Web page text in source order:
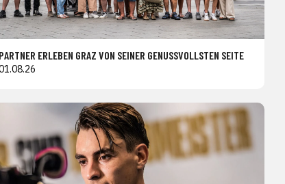
PARTNER ERLEBEN GRAZ VON SEINER GENUSSVOLLSTEN SEITE